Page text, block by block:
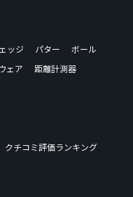
ッジ パター
ボール
ェア
距離計測器
クチコミ評価ランキング